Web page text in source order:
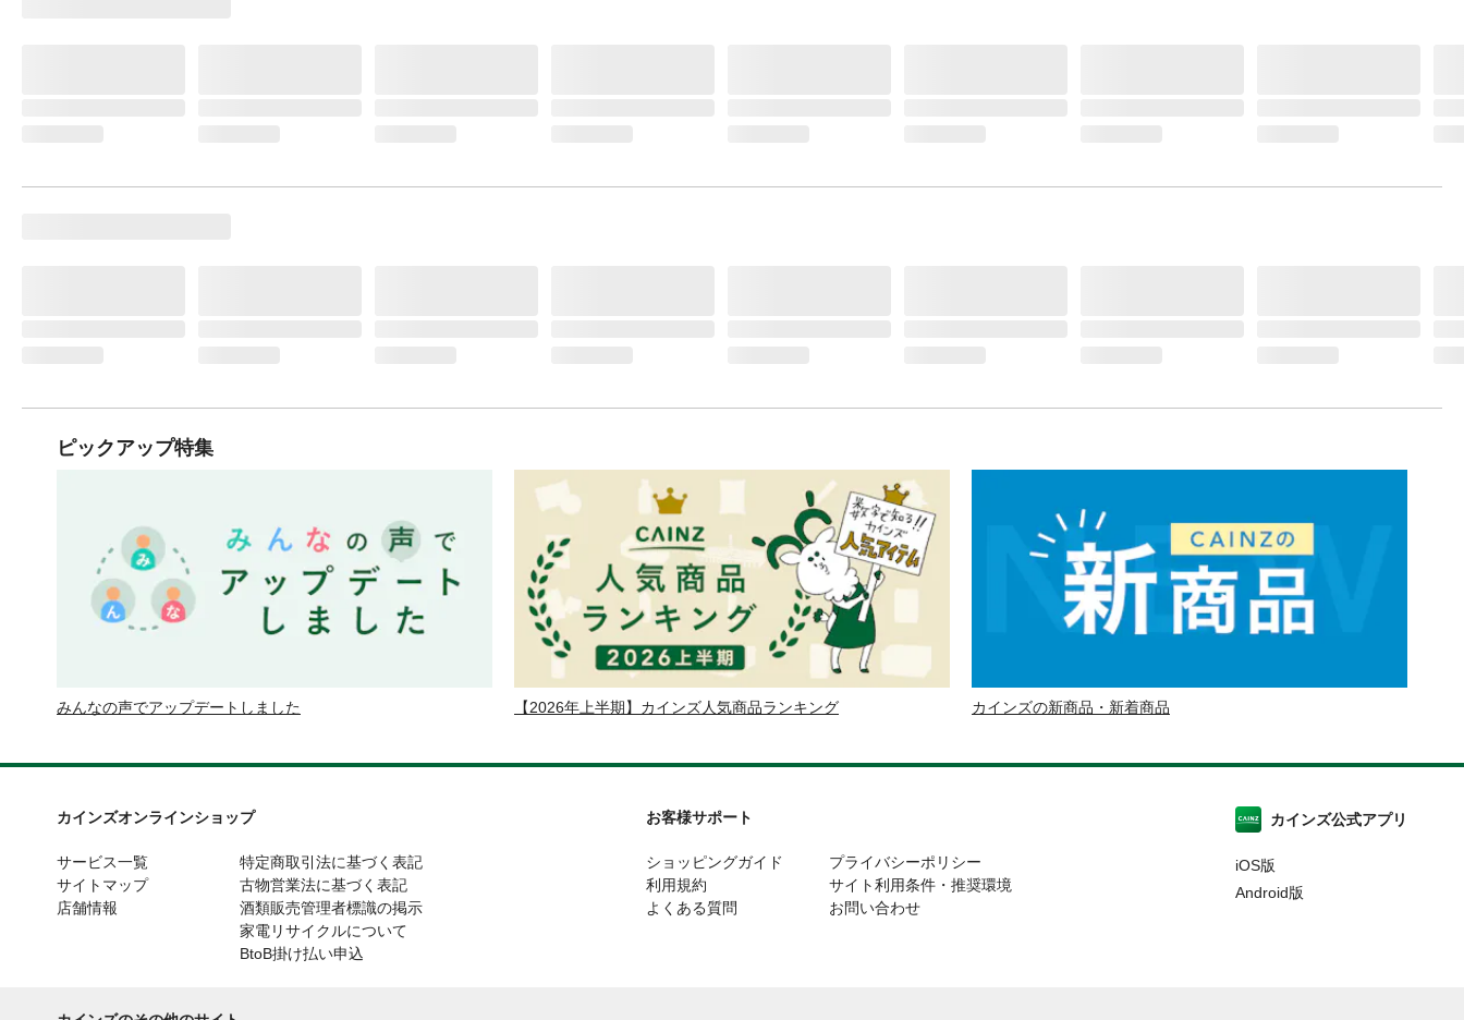
ピックアップ特集
みんなの声でアップデートしました 【2026年上半期】カインズ人気商品ランキング カインズの新商品・新着商品
カインズオンラインショップ
サービス一覧
サイトマップ
店舗情報
特定商取引法に基づく表記
古物営業法に基づく表記
酒類販売管理者標識の掲示
家電リサイクルについて
BtoB掛け払い申込
お客様サポート
ショッピングガイド
利用規約
よくある質問
プライバシーポリシー
サイト利用条件・推奨環境
お問い合わせ
カインズ公式アプリ
iOS版
Android版